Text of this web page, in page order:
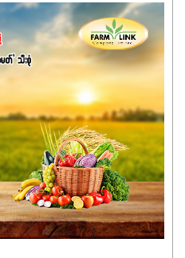
(19:7:8)နဲ့ #ဟူးမစ်
ထားတဲ့ ကွန်ပေါင်း
ကအကျိုးကျေးဇူးတွေအနေနဲ့
င်တဲ့အတွက် ကလိုရိုဖီးလ်ဖွဲ့စည်း
အရွက်များစိမ်းလန်းသန်စွမ်း
စေပါတယ်။ အပင်၏ပင်ပိုင်း
င်သန်၍ အကြီးမြန်စေပါတယ်။
ါဝင်မှုကြောင့် အပင်ရဲ့ အမြစ်
လာအောင် အားပေးပါ
သီးသီးခြင်း၊အစေ့တည်ခြင်း
ပေးပါတယ်။ လုံလောက်တဲ့